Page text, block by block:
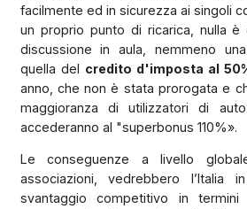
facilmente ed in sicurezza ai singoli
un proprio punto di ricarica, nulla
discussione in aula, nemmeno
quella del credito d'imposta al
anno, che non è stata prorogata e
maggioranza di utilizzatori di
accederanno al "superbonus 110%».
Le conseguenze a livello
associazioni, vedrebbero l’Italia
svantaggio competitivo in